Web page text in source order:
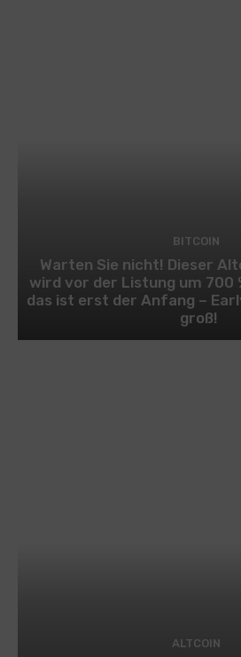
BITCOIN
Warten Sie nicht! Dieser
wird vor der Listung um 700
das ist erst der Anfang –
groß!
ALTCOIN